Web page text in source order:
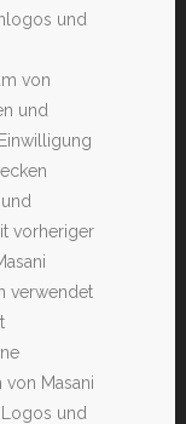
und
von
und
vorheriger
verwendet
Masani
und